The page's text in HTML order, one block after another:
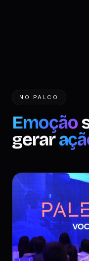
NO PALCO
Emoção
gerar